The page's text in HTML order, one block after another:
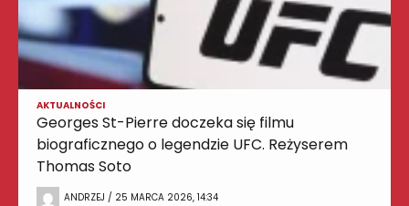
AKTUALNOŚCI
Georges St-Pierre doczeka się filmu
biograficznego o legendzie UFC. Reżyserem
Thomas Soto
ANDRZEJ / 25 MARCA 2026, 14:34